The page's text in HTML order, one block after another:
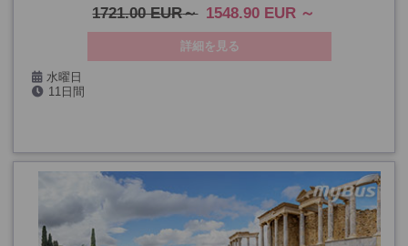
1721.00 EUR 1548.90 EUR
詳細を見る
水曜日
11日間